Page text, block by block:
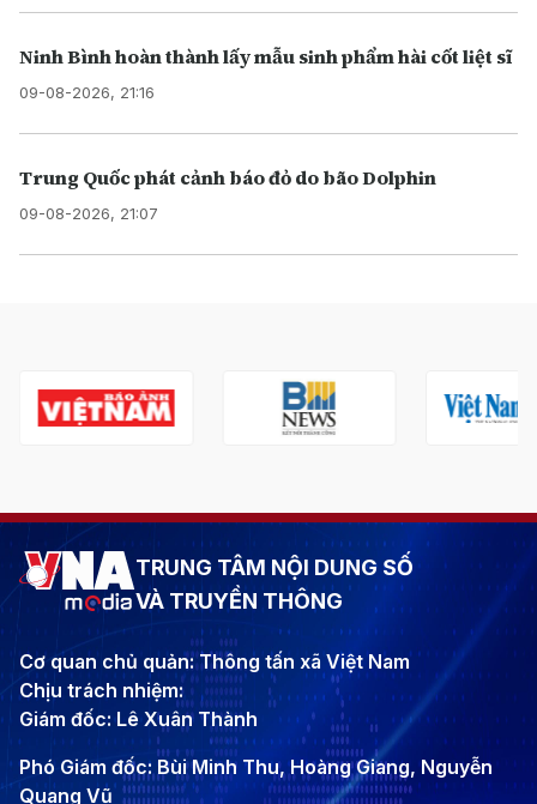
Ninh Bình hoàn thành lấy mẫu sinh phẩm hài cốt liệt sĩ
09-08-2026, 21:16
Trung Quốc phát cảnh báo đỏ do bão Dolphin
09-08-2026, 21:07
TRUNG TÂM NỘI DUNG SỐ
VÀ TRUYỀN THÔNG
Cơ quan chủ quản: Thông tấn xã Việt Nam
Chịu trách nhiệm:
Giám đốc: Lê Xuân Thành
Phó Giám đốc: Bùi Minh Thu, Hoàng Giang, Nguyễn
Quang Vũ